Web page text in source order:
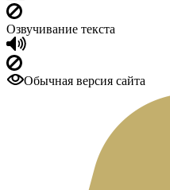
Озвучивание текста
Обычная версия сайта